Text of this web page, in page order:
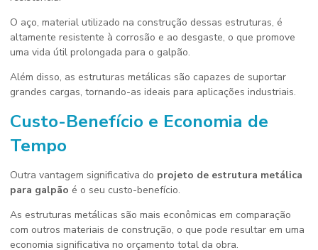
O aço, material utilizado na construção dessas estruturas, é
altamente resistente à corrosão e ao desgaste, o que promove
uma vida útil prolongada para o galpão.
Além disso, as estruturas metálicas são capazes de suportar
grandes cargas, tornando-as ideais para aplicações industriais.
Custo-Benefício e Economia de
Tempo
Outra vantagem significativa do projeto de estrutura metálica
para galpão é o seu custo-benefício.
As estruturas metálicas são mais econômicas em comparação
com outros materiais de construção, o que pode resultar em uma
economia significativa no orçamento total da obra.